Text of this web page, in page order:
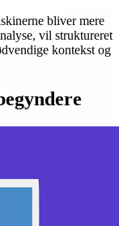
bliver mere
vil struktureret
kontekst og